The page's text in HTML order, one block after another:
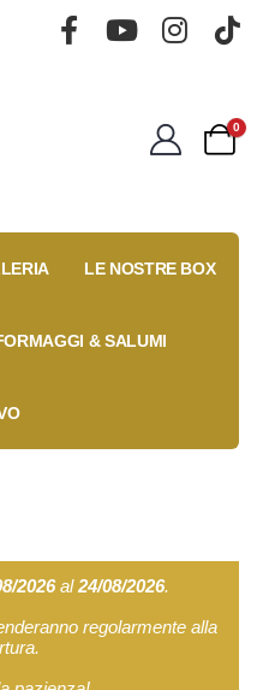
0
LE NOSTRE BOX
& SALUMI
2026al24/08/2026.
regolarmente alla